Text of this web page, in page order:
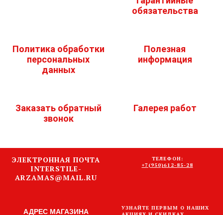
обязательства
Политика обработки
персональных
данных
Полезная
информация
Заказать обратный
звонок
Галерея работ
ЭЛЕКТРОННАЯ ПОЧТА
INTERSTILE-
ARZAMAS@MAIL.RU
ТЕЛЕФОН:
+7(950)612-85-28
АДРЕС МАГАЗИНА
УЗНАЙТЕ ПЕРВЫМ О НАШИХ